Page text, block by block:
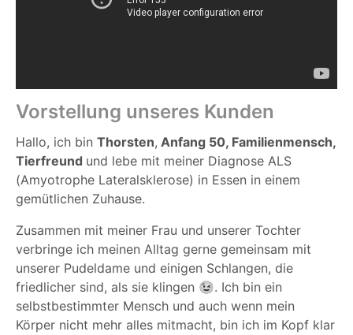
Vorstellung unseres Kunden
Hallo, ich bin Thorsten, Anfang 50, Familienmensch,
Tierfreund und lebe mit meiner Diagnose ALS
(Amyotrophe Lateralsklerose) in Essen in einem
gemütlichen Zuhause.
Zusammen mit meiner Frau und unserer Tochter
verbringe ich meinen Alltag gerne gemeinsam mit
unserer Pudeldame und einigen Schlangen, die
friedlicher sind, als sie klingen 😉. Ich bin ein
selbstbestimmter Mensch und auch wenn mein
Körper nicht mehr alles mitmacht, bin ich im Kopf klar